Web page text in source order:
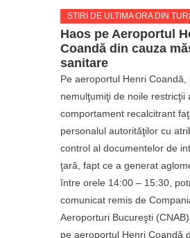
STIRI DE ULTIMA ORA DIN
Haos pe Aeroportul
Coandă din cauza
sanitare
Pe aeroportul Henri Coandă,
nemulţumiţi de noile restricţii
comportament recalcitrant
personalul autorităţilor cu
control al documentelor de
ţară, fapt ce a generat
între orele 14:00 – 15:30,
comunicat remis de
Aeroporturi Bucureşti
pe aeroportul Henri Coandă